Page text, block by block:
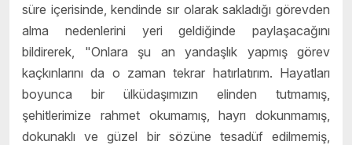
süre içerisinde, kendinde sır olarak sakladığı görevden
alma nedenlerini yeri geldiğinde paylaşacağını
bildirerek, "Onlara şu an yandaşlık yapmış görev
kaçkınlarını da o zaman tekrar hatırlatırım. Hayatları
boyunca bir ülküdaşımızın elinden tutmamış,
şehitlerimize rahmet okumamış, hayrı dokunmamış,
dokunaklı ve güzel bir sözüne tesadüf edilmemiş,